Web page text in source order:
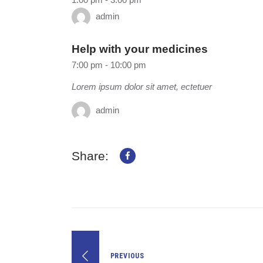
admin
Help with your medicines
7:00 pm - 10:00 pm
Lorem ipsum dolor sit amet, ectetuer
admin
Share:
PREVIOUS